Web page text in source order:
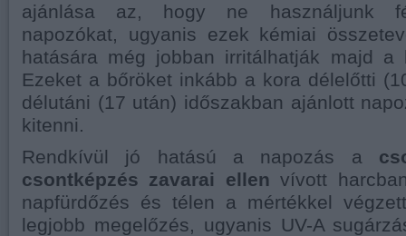
ajánlása az, hogy ne használjunk
napozókat, ugyanis ezek kémiai
hatására még jobban irritálhatják majd a
Ezeket a bőröket inkább a kora délelőtti
délutáni (17 után) időszakban ajánlott
kitenni.
Rendkívül jó hatású a napozás a
csontképzés zavarai ellen vívott
napfürdőzés és télen a mértékkel
legjobb megelőzés, ugyanis UV-A